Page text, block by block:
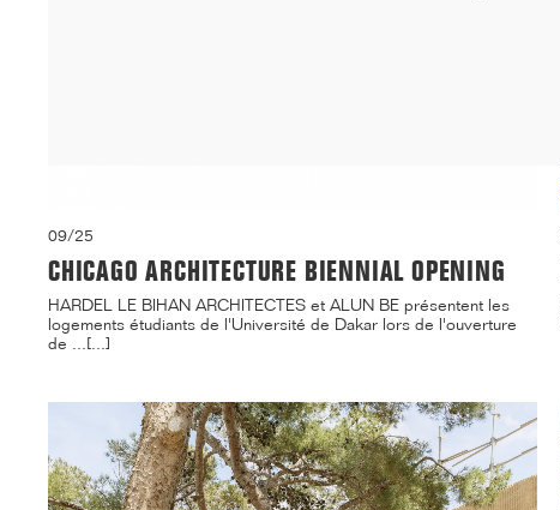
09/25
CHICAGO ARCHITECTURE BIENNIAL OPENING
HARDEL LE BIHAN ARCHITECTES et ALUN BE présentent les
logements étudiants de l'Université de Dakar lors de l'ouverture
de ...[...]